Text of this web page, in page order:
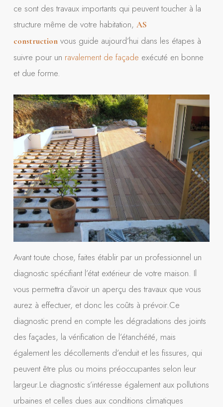
ce sont des travaux importants qui peuvent toucher à la
structure même de votre habitation, AS
constructionvous guide aujourd’hui dans les étapes à
suivre pour un ravalement de façade exécuté en bonne
et due forme.
Avant toute chose, faites établir par un professionnel un
diagnostic spécifiant l’état extérieur de votre maison. Il
vous permettra d’avoir un aperçu des travaux que vous
aurez à effectuer, et donc les coûts à prévoir.Ce
diagnostic prend en compte les dégradations des joints
des façades, la vérification de l’étanchéité, mais
également les décollements d’enduit et les fissures, qui
peuvent être plus ou moins préoccupantes selon leur
largeur.Le diagnostic s’intéresse également aux pollutions
urbaines et celles dues aux conditions climatiques